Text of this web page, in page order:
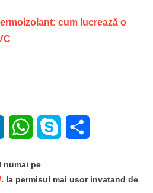
cum lucrează o
LinkedIn WhatsApp
Skype
numai pe
. Ia permisul mai usor invatand de